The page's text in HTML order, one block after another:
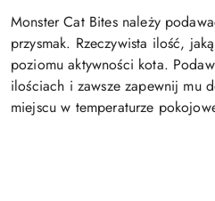
Monster Cat Bites należy
przysmak. Rzeczywista ilość,
poziomu aktywności kota.
ilościach i zawsze zapewnij mu
miejscu w temperaturze